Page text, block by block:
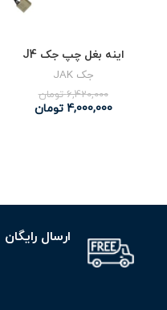
اینه بغل چپ جک J4
جک JAK
6,420,000 تومان
4,000,000 تومان
ارسال رایگان